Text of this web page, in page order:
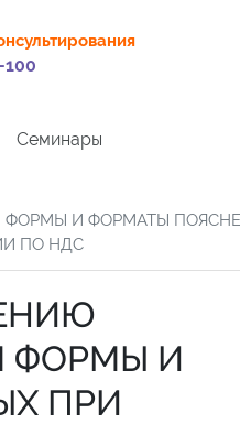
100
Семинары
И ФОРМАТЫ
ПО НДС
ФОРМЫ И
ПРИ